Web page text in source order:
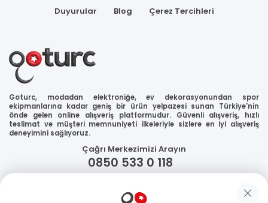
Duyurular
Blog Çerez Tercihleri
Goturc, modadan elektroniğe, ev dekorasyonundan spor
ekipmanlarına kadar geniş bir ürün yelpazesi sunan Türkiye'nin
önde gelen online alışveriş platformudur. Güvenli alışveriş, hızlı
teslimat ve müşteri memnuniyeti ilkeleriyle sizlere en iyi alışveriş
deneyimini sağlıyoruz.
Çağrı Merkezimizi Arayın
0850 533 0 118